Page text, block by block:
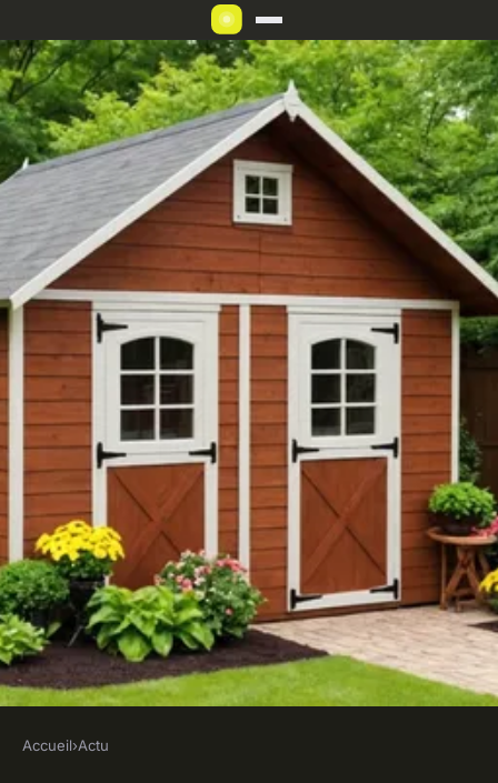
Accueil›Actu